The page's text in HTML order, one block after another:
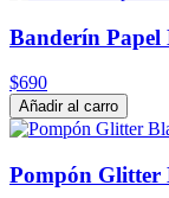
Banderín Papel
$690
Añadir al carro
Pompón Glitter